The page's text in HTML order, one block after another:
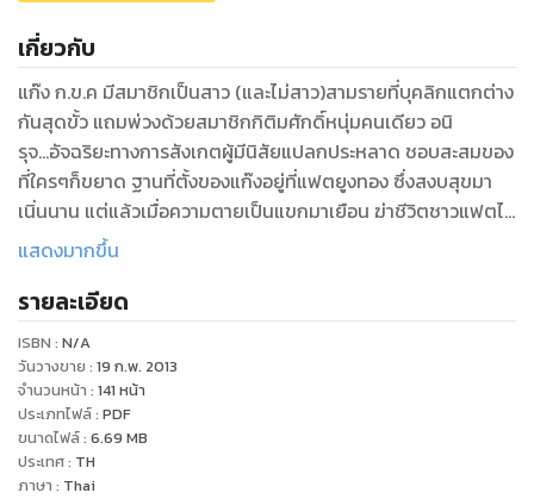
เกี่ยวกับ
แก๊ง ก.ข.ค มีสมาชิกเป็นสาว (และไม่สาว)สามรายที่บุคลิกแตกต่าง
กันสุดขั้ว แถมพ่วงด้วยสมาชิกกิติมศักดิ์หนุ่มคนเดียว อนิ
รุจ...อัจฉริยะทางการสังเกตผู้มีนิสัยแปลกประหลาด ชอบสะสมของ
ที่ใครๆก็ขยาด ฐานที่ตั้งของแก๊งอยู่ที่แฟตยูงทอง ซึ่งสงบสุขมา
เนิ่นนาน แต่แล้วเมื่อความตายเป็นแขกมาเยือน ฆ่าชีวิตชาวแฟตไป
ทีละรายอย่างน่าสงสัย แถมยังเฉียดกรายมาใกล้สมาชิกแก๊ง มีหรือ
หน้าขาวเคราเขียวราวพระเอกละคร ที่คอยจ้องจับผิดสาวๆ(และไม่
สาว)ของแก๊ง ไล่ล่าหาฆาตกรก่อนมันจะลงมือครั้งต่อไป
แสดงมากขึ้น
รายละเอียด
ISBN : N/A
วันวางขาย : 19 ก.พ. 2013
จำนวนหน้า : 141 หน้า
ประเภทไฟล์: PDF
ขนาดไฟล์: 6.69 MB
ประเทศ: TH
ภาษา : Thai